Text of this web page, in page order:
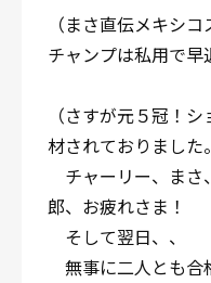
（まさ直伝メキシ
チャンプは私用で早
（さすが元５冠！
材されておりました
チャーリー、まさ
郎、お疲れさま！
そして翌日、、
無事に二人とも合